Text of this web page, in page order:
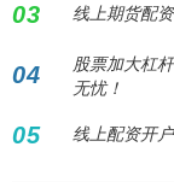
03 线上期货配
04
股票加大杠
无忧！
05 线上配资开